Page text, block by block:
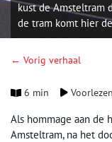
kust de Amsteltram
de tram komt hier
← Vorig verhaal
6 min Voorlezen
Als hommage aan de
Amsteltram, na het